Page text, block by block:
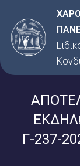
στο
περιεχόμενο
Γ-237-